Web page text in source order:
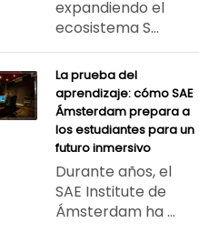
expandiendo el
ecosistema S...
La prueba del
aprendizaje: cómo SAE
Ámsterdam prepara a
los estudiantes para un
futuro inmersivo
Durante años, el
SAE Institute de
Ámsterdam ha ...